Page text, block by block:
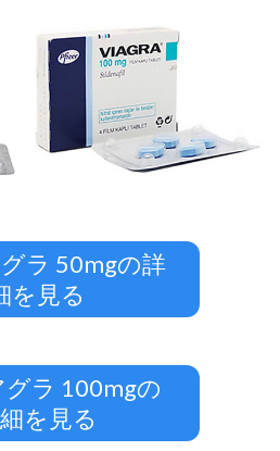
ラ 50mgの詳
を見る
グラ 100mgの
を見る